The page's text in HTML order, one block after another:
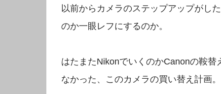
以前からカメラのステップアップがし
のか一眼レフにするのか。
はたまたNikonでいくのかCanonの鞍
なかった、このカメラの買い替え計画。